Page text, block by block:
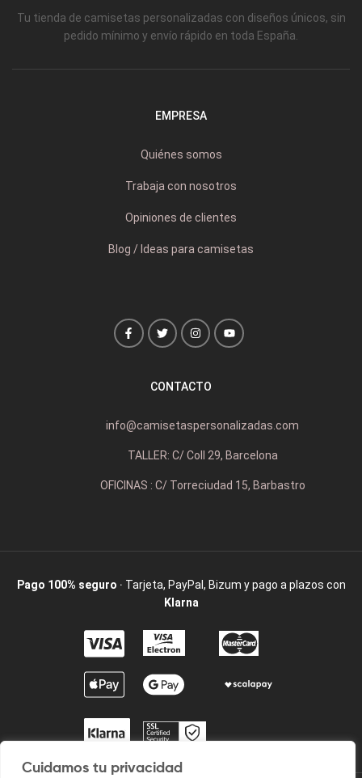
Cuidamos tu privacidad
Tu tienda de camisetas personalizadas con diseños únicos, sin
pedido mínimo y envío rápido en toda España.
EMPRESA
Quiénes somos
Trabaja con nosotros
Opiniones de clientes
Blog / Ideas para camisetas
CONTACTO
info@camisetaspersonalizadas.com
TALLER: C/ Coll 29, Barcelona
OFICINAS : C/ Torreciudad 15, Barbastro
Pago 100% seguro · Tarjeta, PayPal, Bizum y pago a plazos con
Klarna